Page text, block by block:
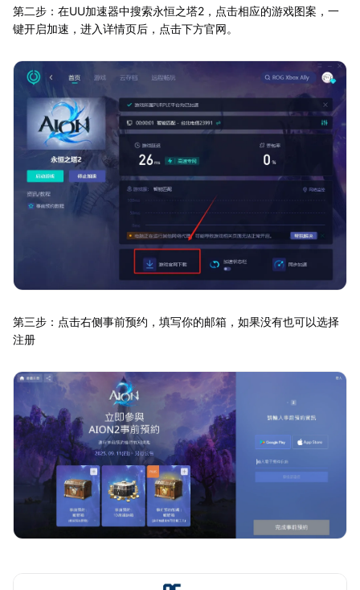
第二步：在UU加速器中搜索永恒之塔2，点击相应的游戏图案，一
键开启加速，进入详情页后，点击下方官网。
第三步：点击右侧事前预约，填写你的邮箱，如果没有也可以选择
注册